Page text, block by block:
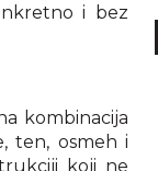
i bez
kombinacija
ten, osmeh i
koji ne